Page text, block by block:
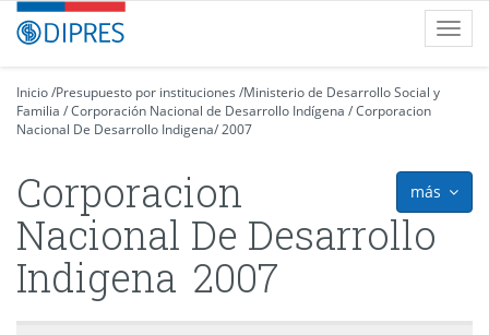
Contenido
principalDIPRES
-
de
Presupuestos
Inicio/Presupuesto por instituciones /Ministerio de Desarrollo Social y
Familia /Corporación Nacional de Desarrollo Indígena /Corporacion
Nacional De Desarrollo Indigena/2007
más
Corporacion
Nacional De Desarrollo
Indigena 2007